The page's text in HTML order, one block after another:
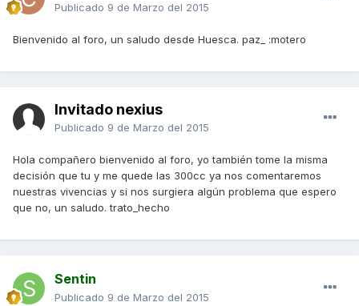
Publicado 9 de Marzo del 2015
Bienvenido al foro, un saludo desde Huesca. paz_ :motero
Invitado nexius
Publicado 9 de Marzo del 2015
Hola compañero bienvenido al foro, yo también tome la misma
decisión que tu y me quede las 300cc ya nos comentaremos
nuestras vivencias y si nos surgiera algún problema que espero
que no, un saludo. trato_hecho
Sentin
Publicado 9 de Marzo del 2015